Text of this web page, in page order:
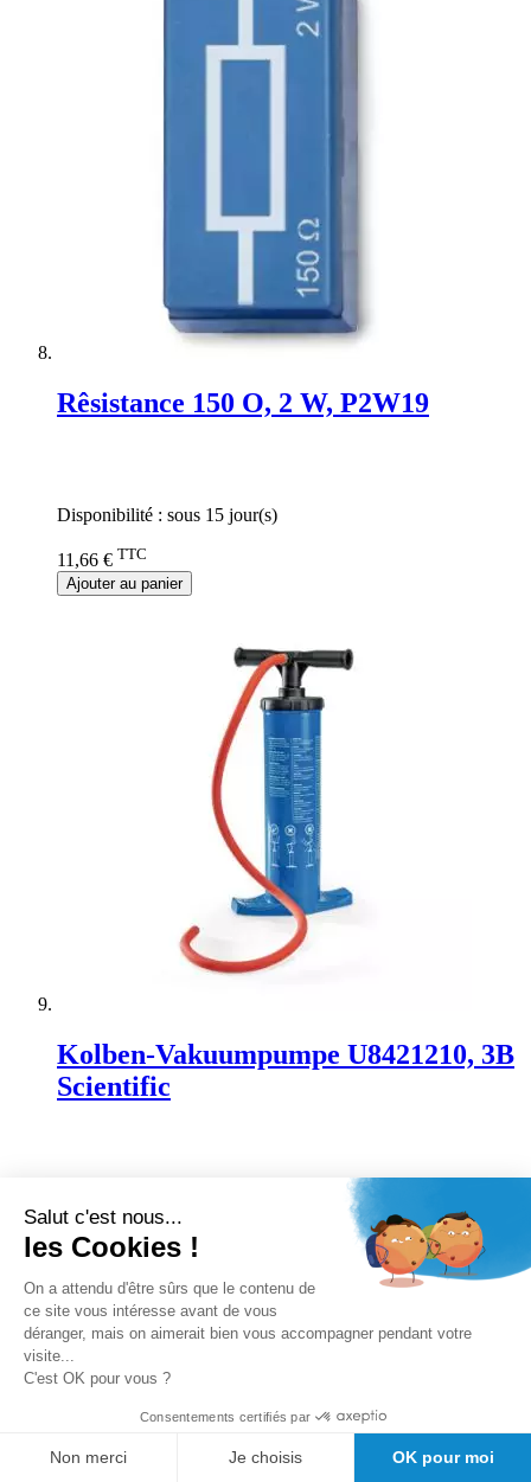
Rêsistance 150 O, 2 W, P2W19
Disponibilité : sous 15 jour(s)
11,66 € TTC
Ajouter au panier
Kolben-Vakuumpumpe U8421210, 3B
Scientific
114,09 € TTC
Salut c'est nous...
les Cookies !
On a attendu d'être sûrs que le contenu de
ce site vous intéresse avant de vous
déranger, mais on aimerait bien vous accompagner pendant votre
visite...
C'est OK pour vous ?
Consentements certifiés par
Non merci Je choisis OK pour moi